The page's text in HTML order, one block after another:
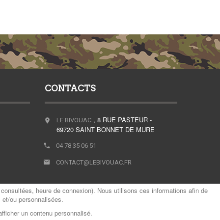
CONTACTS
LE BIVOUAC , 8 RUE PASTEUR -
69720 SAINT BONNET DE MURE
04 78 35 06 51
CONTACT@LEBIVOUAC.FR
heure de connexion). Nous utilisons ces informations afin de
ou personnalisées.
un contenu personnalisé.